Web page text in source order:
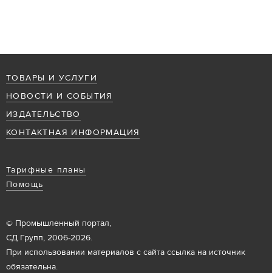
ТОВАРЫ И УСЛУГИ
НОВОСТИ И СОБЫТИЯ
ИЗДАТЕЛЬСТВО
КОНТАКТНАЯ ИНФОРМАЦИЯ
Тарифные планы
Помощь
© Промышленный портал,
СД Групп, 2006-2026.
При использовании материалов с сайта ссылка на источник
обязательна.